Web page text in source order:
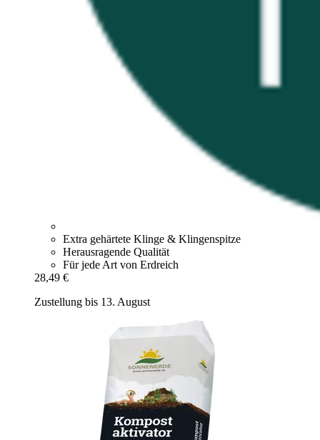
Extra gehärtete Klinge & Klingenspitze
Herausragende Qualität
Für jede Art von Erdreich
28,49 €
Zustellung bis 13. August